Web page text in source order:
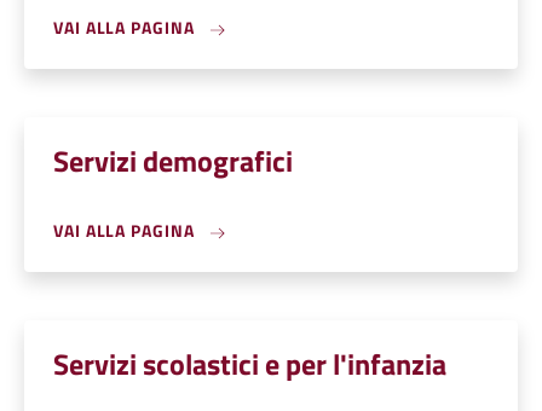
VAI ALLA PAGINA
Servizi demografici
VAI ALLA PAGINA
Servizi scolastici e per l'infanzia